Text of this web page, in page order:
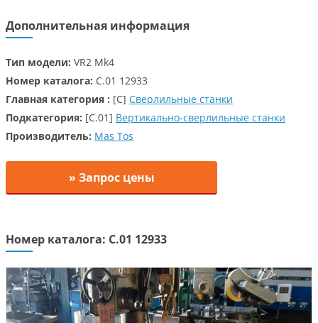
Дополнительная информация
Тип модели: VR2 Mk4
Номер каталога: C.01 12933
Главная категория : [C] Сверлильные станки
Подкатегория: [C.01] Вертикально-сверлильные станки
Производитель: Mas Tos
» Запрос цены
Номер каталога: C.01 12933